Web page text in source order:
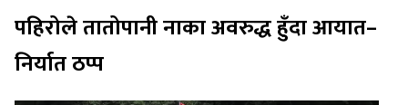
पहिरोले तातोपानी नाका अवरुद्ध हुँदा आयात–
निर्यात ठप्प